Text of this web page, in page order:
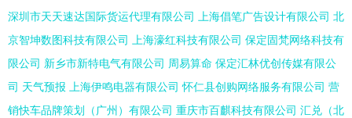
深圳市天天速达国际货运代理有限公司
上海倡笔广告设计有限公司 北
京智坤数图科技有限公司
上海濠红科技有限公司 保定固梵网络科技有
限公司 新乡市新特电气有限公司 周易算命 保定汇林优创传媒有限公
司 天气预报 上海伊鸣电器有限公司 怀仁县创购网络服务有限公司 营
销快车品牌策划（广州）有限公司 重庆市百麒科技有限公司 汇兑（北